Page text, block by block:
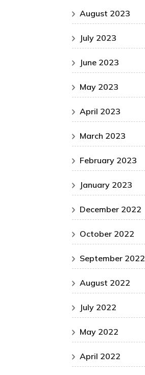
August 2023
July 2023
June 2023
May 2023
April 2023
March 2023
February 2023
January 2023
December 2022
October 2022
September 2022
August 2022
July 2022
May 2022
April 2022